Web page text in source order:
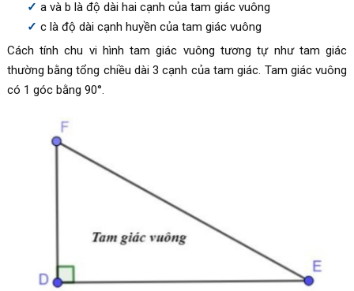
a và b là độ dài hai cạnh của tam giác vuông
c là độ dài cạnh huyền của tam giác vuông
Cách tính chu vi hình tam giác vuông tương tự như tam giác
thường bằng tổng chiều dài 3 cạnh của tam giác. Tam giác vuông
có 1 góc bằng 90°.